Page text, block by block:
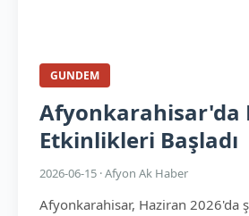
GUNDEM
Afyonkarahisar'da
Etkinlikleri Başladı
2026-06-15 · Afyon Ak Haber
Afyonkarahisar, Haziran 2026'da